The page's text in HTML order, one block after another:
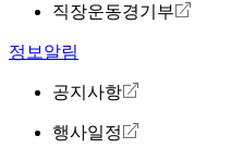
직장운동경기부
정보알림
공지사항
행사일정